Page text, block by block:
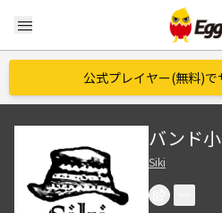
menu
公式プレイヤー(無料)
バンド
Siki